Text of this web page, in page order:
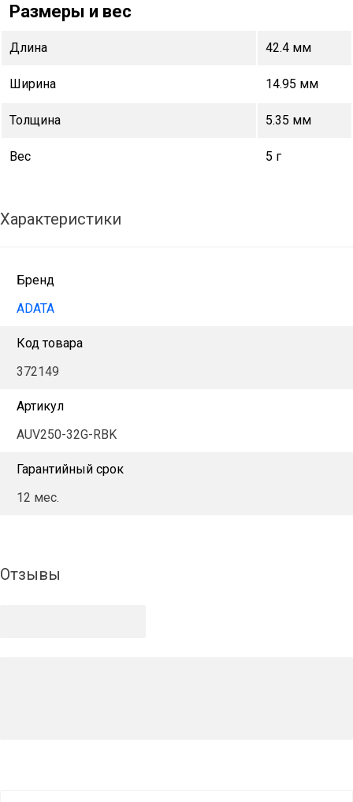
Размеры и вес
Длина 42.4 мм
Ширина 14.95 мм
Толщина 5.35 мм
Вес 5 г
Характеристики
Бренд
ADATA
Код товара
372149
Артикул
AUV250-32G-RBK
Гарантийный срок
12 мес.
Отзывы